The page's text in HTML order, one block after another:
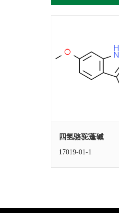
四氢骆驼蓬碱
17019-01-1